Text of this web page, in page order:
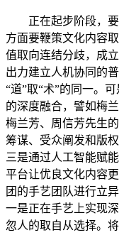
正在起步阶段，要
方面要鞭策文化内容
值取向连结分歧，成
出力建立人机协同的
“道”取“术”的同一。
的深度融合，譬如梅
梅兰芳、周信芳先生
筹谋、受众阐发和版
三是通过人工智能赋
平台让优良文化内容
团的手艺团队进行立
一是正在手艺上实现
忽人的取自从选择。